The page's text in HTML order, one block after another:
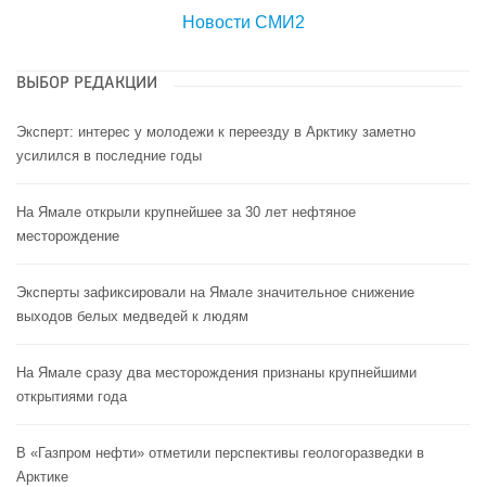
Новости СМИ2
ВЫБОР РЕДАКЦИИ
Эксперт: интерес у молодежи к переезду в Арктику заметно
усилился в последние годы
На Ямале открыли крупнейшее за 30 лет нефтяное
месторождение
Эксперты зафиксировали на Ямале значительное снижение
выходов белых медведей к людям
На Ямале сразу два месторождения признаны крупнейшими
открытиями года
В «Газпром нефти» отметили перспективы геологоразведки в
Арктике